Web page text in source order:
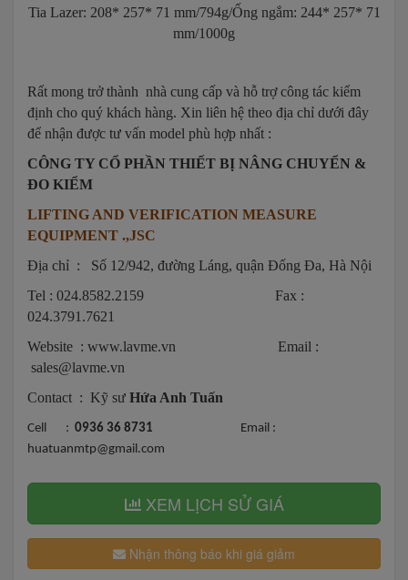
Tia Lazer: 208* 257* 71 mm/794g/Ống ngắm: 244* 257* 71
mm/1000g
Rất mong trở thành nhà cung cấp và hỗ trợ công tác kiểm
định cho quý khách hàng. Xin liên hệ theo địa chỉ dưới đây
để nhận được tư vấn model phù hợp nhất :
CÔNG TY CỔ PHẦN THIẾT BỊ NÂNG CHUYỂN &
ĐO KIỂM
LIFTING AND VERIFICATION MEASURE
EQUIPMENT .,JSC
Địa chỉ : Số 12/942, đường Láng, quận Đống Đa, Hà Nội
Tel : 024.8582.2159 Fax :
024.3791.7621
Website : www.lavme.vn Email :
sales@lavme.vn
Contact : Kỹ sư Hứa Anh Tuấn
Cell : 0936 36 8731 Email :
huatuanmtp@gmail.com
XEM LỊCH SỬ GIÁ
Nhận thông báo khi giá giảm